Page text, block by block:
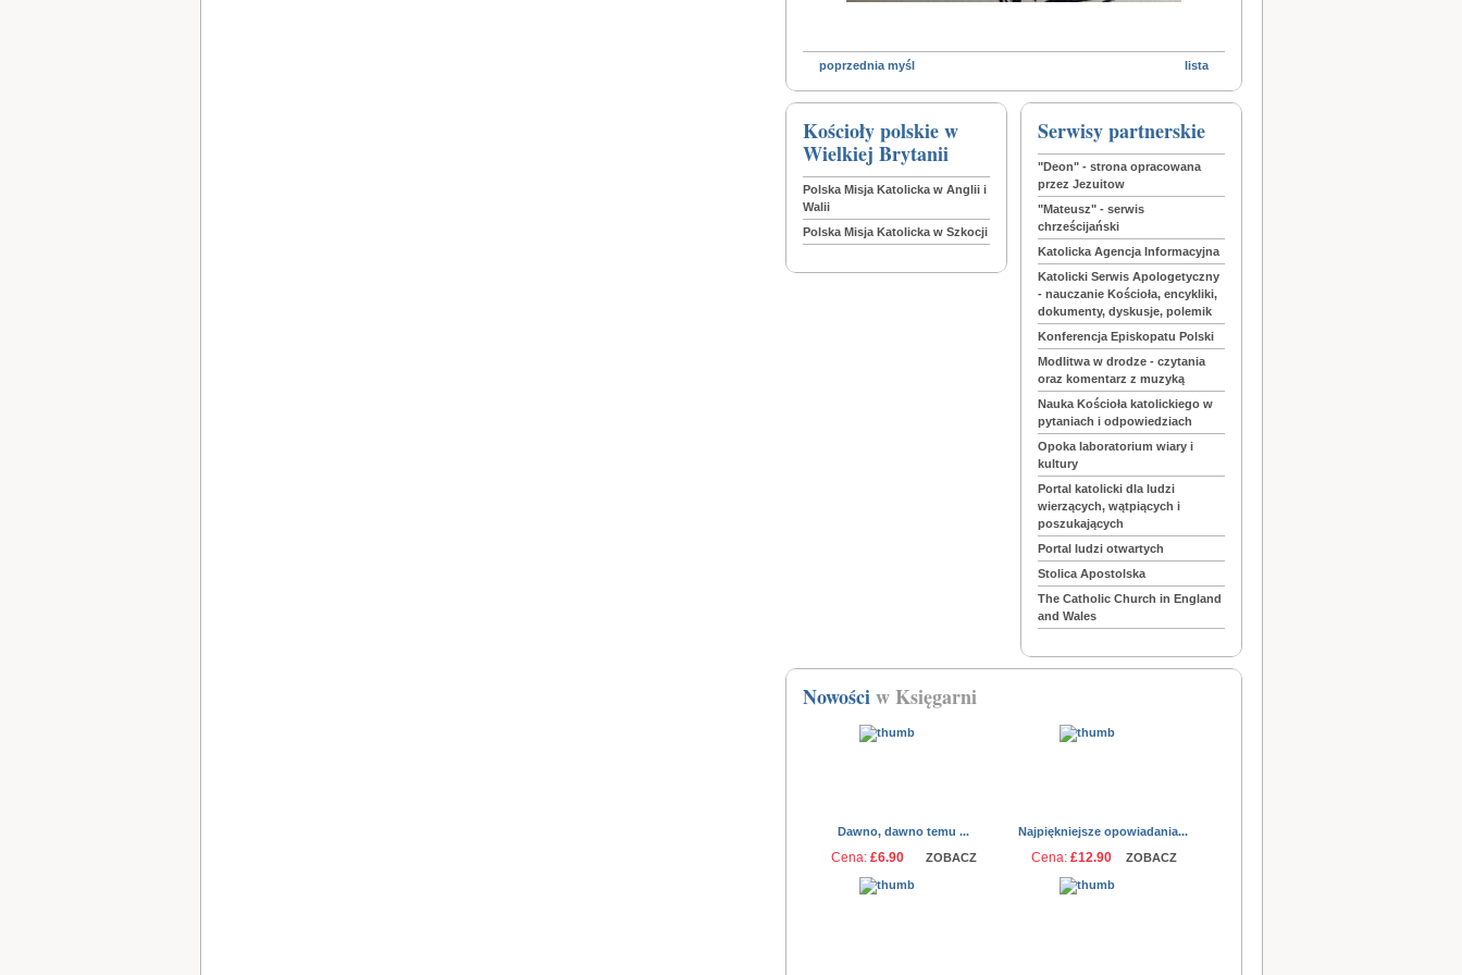
poprzednia myśl lista
Kościoły polskie w
Wielkiej Brytanii
Polska Misja Katolicka w Anglii i
Walii
Polska Misja Katolicka w Szkocji
Serwisy partnerskie
"Deon" - strona opracowana
przez Jezuitow
"Mateusz" - serwis
chrześcijański
Katolicka Agencja Informacyjna
Katolicki Serwis Apologetyczny
- nauczanie Kościoła, encykliki,
dokumenty, dyskusje, polemik
Konferencja Episkopatu Polski
Modlitwa w drodze - czytania
oraz komentarz z muzyką
Nauka Kościoła katolickiego w
pytaniach i odpowiedziach
Opoka laboratorium wiary i
kultury
Portal katolicki dla ludzi
wierzących, wątpiących i
poszukających
Portal ludzi otwartych
Stolica Apostolska
The Catholic Church in England
and Wales
Nowościw Księgarni
Dawno, dawno temu ...
Cena: £6.90 ZOBACZ
Najpiękniejsze opowiadania...
Cena: £12.90 ZOBACZ